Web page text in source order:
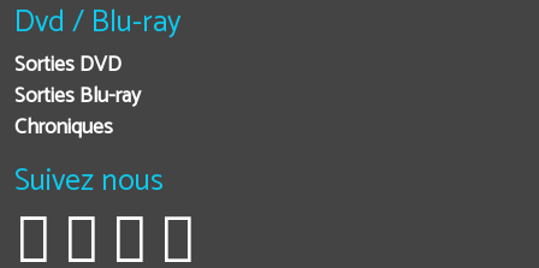
Dvd / Blu-ray
Sorties DVD
Sorties Blu-ray
Chroniques
Suivez nous